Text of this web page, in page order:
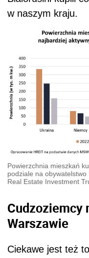
w naszym kraju.
Powierzchnia mieszkań
podziale na
Real Estate Investment
Cudzoziemcy
Warszawie
Ciekawe jest też